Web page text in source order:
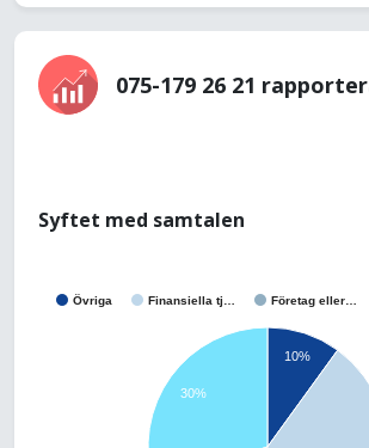
075-179 26 21
Syftet med samtalen
Övriga Finansiella tj… Företag eller…
10%
30%